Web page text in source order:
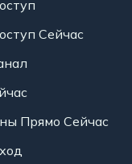
Сейчас
Прямо Сейчас